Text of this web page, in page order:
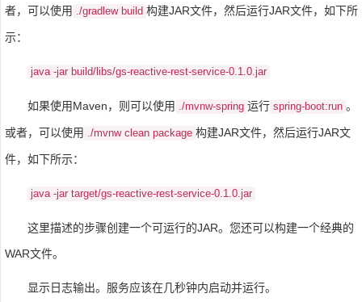
者，可以使用 ./gradlew build 构建JAR文件，然后运行JAR文件，如下所
示：
java -jar build/libs/gs-reactive-rest-service-0.1.0.jar
如果使用Maven，则可以使用 ./mvnw-spring 运行 spring-boot:run 。
或者，可以使用 ./mvnw clean package 构建JAR文件，然后运行JAR文
件，如下所示：
java -jar target/gs-reactive-rest-service-0.1.0.jar
这里描述的步骤创建一个可运行的JAR。您还可以构建一个经典的
WAR文件。
显示日志输出。服务应该在几秒钟内启动并运行。